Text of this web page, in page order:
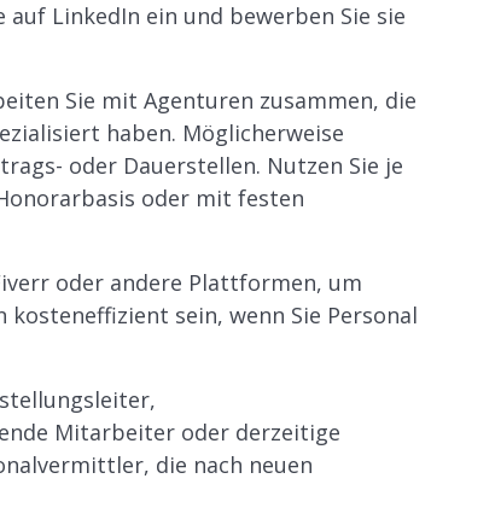
LinkedIn ein und bewerben Sie sie
Sie mit Agenturen zusammen, die
haben. Möglicherweise
oder Dauerstellen. Nutzen Sie je
oder mit festen
oder andere Plattformen, um
sein, wenn Sie Personal
Mitarbeiter oder derzeitige
die nach neuen